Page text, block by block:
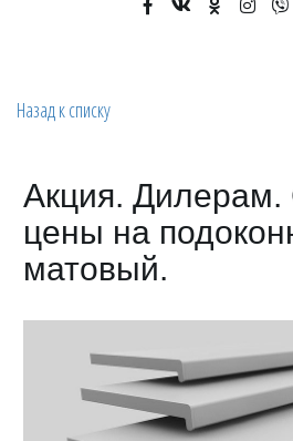
Назад к списку
Акция.
цены на
матовый.